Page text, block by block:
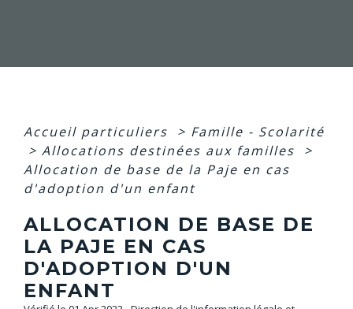
Accueil particuliers > Famille - Scolarité
> Allocations destinées aux familles
>
Allocation de base de la Paje en cas
d'adoption d'un enfant
ALLOCATION DE BASE DE
LA PAJE EN CAS
D'ADOPTION D'UN
ENFANT